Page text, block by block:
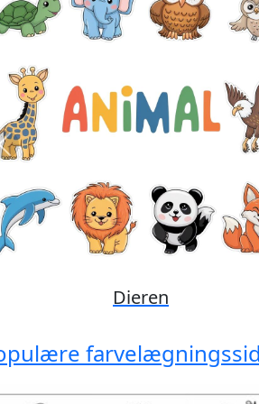
Disney
Previous